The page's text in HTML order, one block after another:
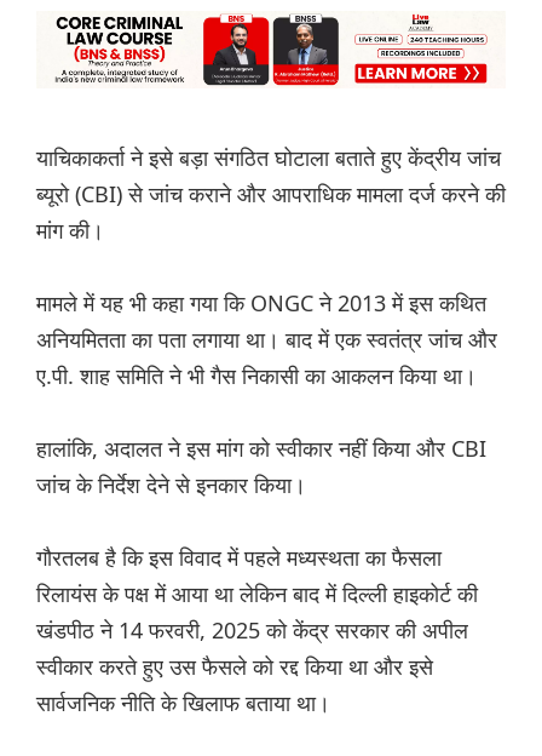
याचिकाकर्ता ने इसे बड़ा संगठित घोटाला बताते हुए केंद्रीय जांच
ब्यूरो (CBI) से जांच कराने और आपराधिक मामला दर्ज करने की
मांग की।
मामले में यह भी कहा गया कि ONGC ने 2013 में इस कथित
अनियमितता का पता लगाया था। बाद में एक स्वतंत्र जांच और
ए.पी. शाह समिति ने भी गैस निकासी का आकलन किया था।
हालांकि, अदालत ने इस मांग को स्वीकार नहीं किया और CBI
जांच के निर्देश देने से इनकार किया।
गौरतलब है कि इस विवाद में पहले मध्यस्थता का फैसला
रिलायंस के पक्ष में आया था लेकिन बाद में दिल्ली हाइकोर्ट की
खंडपीठ ने 14 फरवरी, 2025 को केंद्र सरकार की अपील
स्वीकार करते हुए उस फैसले को रद्द किया था और इसे
सार्वजनिक नीति के खिलाफ बताया था।